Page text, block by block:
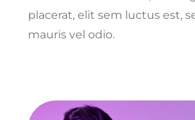
placerat, elit sem luctus est,
mauris vel odio.